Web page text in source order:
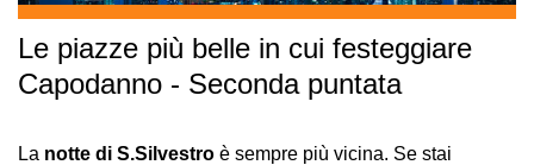
Le piazze più belle in cui festeggiare
Capodanno - Seconda puntata
La notte di S.Silvestro è sempre più vicina. Se stai